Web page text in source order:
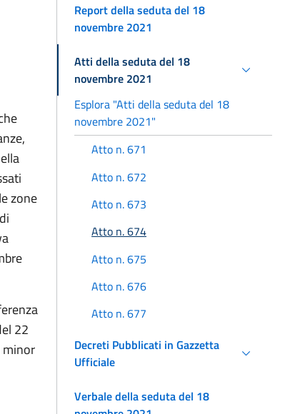
zone
22
minor
Report della seduta del 18
novembre 2021
Atti della seduta del 18
novembre 2021
Esplora "Atti della seduta del 18
novembre 2021"
Atto n. 671
Atto n. 672
Atto n. 673
Atto n. 674
Atto n. 675
Atto n. 676
Atto n. 677
Decreti Pubblicati in Gazzetta
Ufficiale
Verbale della seduta del 18